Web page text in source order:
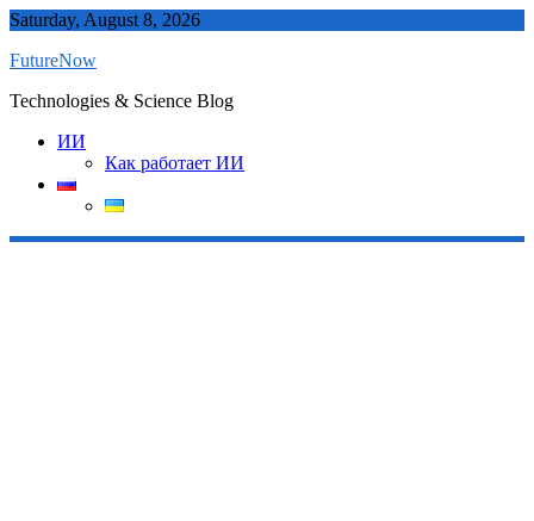
Skip
content
Saturday, August 8, 2026
FutureNow
Technologies & Science Blog
ИИ
Как работает ИИ